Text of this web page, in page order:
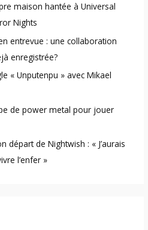
maison hantée à Universal
Nights
entrevue : une collaboration
enregistrée?
« Unputenpu » avec Mikael
de power metal pour jouer
départ de Nightwish : « J’aurais
l’enfer »